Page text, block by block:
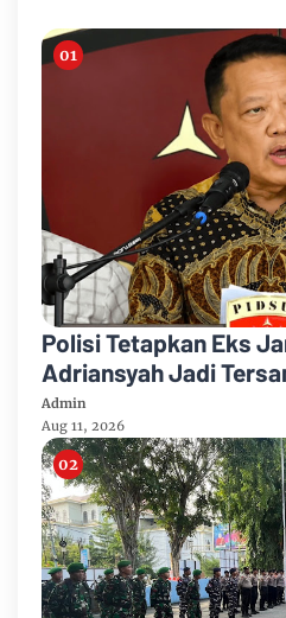
Polisi Tetapkan Eks
Adriansyah Jadi
Admin
Aug 11, 2026